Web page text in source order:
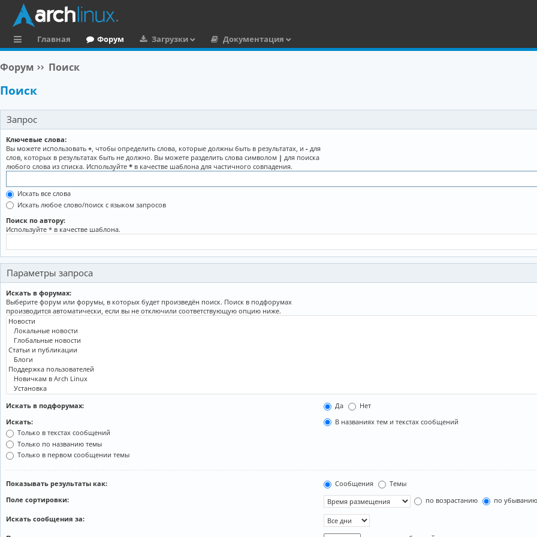
ы
л
к
и
Главная Форум Загрузки Документация
Форум Поиск
Поиск
Запрос
Ключевые слова:
Вы можете использовать +, чтобы определить слова, которые должны быть в результатах, и - для
слов, которых в результатах быть не должно. Вы можете разделить слова символом | для поиска
любого слова из списка. Используйте * в качестве шаблона для частичного совпадения.
Искать все слова
Искать любое слово/поиск с языком запросов
Поиск по автору:
Используйте * в качестве шаблона.
Параметры запроса
Искать в форумах:
Выберите форум или форумы, в которых будет произведён поиск. Поиск в подфорумах
производится автоматически, если вы не отключили соответствующую опцию ниже.
Искать в подфорумах: Да
Нет
Искать:
В названиях тем и текстах сообщений
Только в текстах сообщений
Только по названию темы
Только в первом сообщении темы
Показывать результаты как: Сообщения
Темы
Поле сортировки:
по возрастанию по убыванию
Искать сообщения за: